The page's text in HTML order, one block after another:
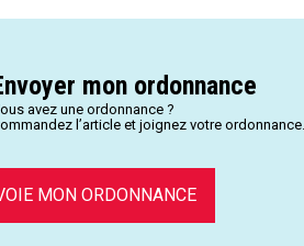
mon ordonnance
avez une ordonnance ?
l’article et joignez votre ordonnance.
MON ORDONNANCE